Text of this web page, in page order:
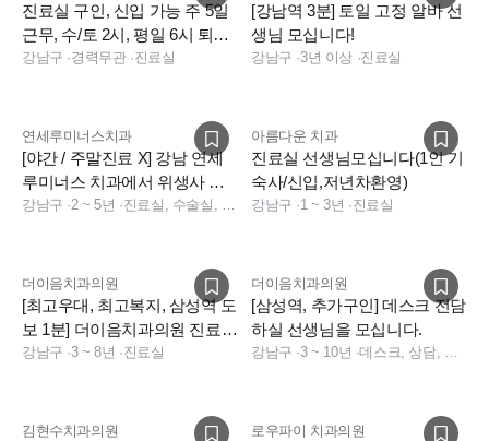
진료실 구인, 신입 가능 주 5일
근무, 수/토 2시, 평일 6시 퇴근,
첫해 연차13일
강남구 ·경력무관·진료실
[강남역 3분] 토일 고정 알바 선
생님 모십니다!
강남구 ·3년 이상 ·진료실
연세루미너스치과
[야간 / 주말진료 X] 강남 연세
루미너스 치과에서 위생사 선
생님을 구합니다.
강남구 ·2 ~ 5년 · 진료실, 수술실, 소독실
아름다운 치과
진료실 선생님모십니다(1인 기
숙사/신입,저년차환영)
강남구 ·1 ~ 3년 ·진료실
더이음치과의원
[최고우대, 최고복지, 삼성역 도
보 1분] 더이음치과의원 진료실
선생님 구인
강남구 ·3 ~ 8년 ·진료실
더이음치과의원
[삼성역, 추가구인] 데스크 전담
하실 선생님을 모십니다.
강남구 ·3 ~ 10년 · 데스크, 상담, 전화응대(CS), 보험청구, 실장, 기타
김현수치과의원 로우파이 치과의원